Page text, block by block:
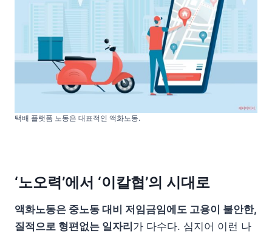
택배 플랫폼 노동은 대표적인 액화노동.
‘노오력’에서 ‘이칼협’의 시대로
액화노동은 중노동 대비 저임금임에도 고용이 불안한,
질적으로 형편없는 일자리가 다수다. 심지어 이런 나